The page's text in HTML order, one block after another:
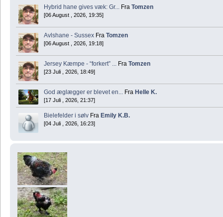
Hybrid hane gives væk: Gr... Fra Tomzen
[06 August , 2026, 19:35]
Avlshane - Sussex Fra Tomzen
[06 August , 2026, 19:18]
Jersey Kæmpe - “forkert” ... Fra Tomzen
[23 Juli , 2026, 18:49]
God æglægger er blevet en... Fra Helle K.
[17 Juli , 2026, 21:37]
Bielefelder i sølv Fra Emily K.B.
[04 Juli , 2026, 16:23]